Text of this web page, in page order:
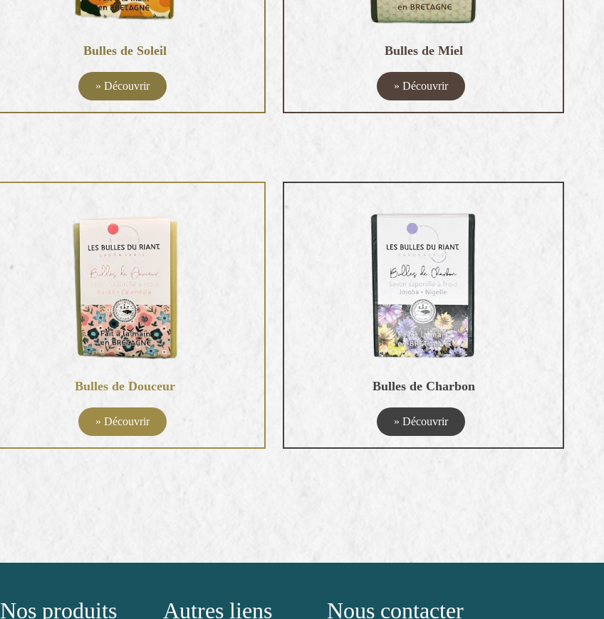
Bulles de Soleil
» Découvrir
Bulles de Miel
» Découvrir
Bulles de Douceur
» Découvrir
Bulles de Charbon
» Découvrir
Nos produits Autres liens Nous contacter